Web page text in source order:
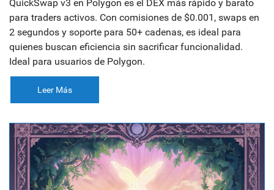
QuickSwap v3 en Polygon es el DEX más rápido y barato
para traders activos. Con comisiones de $0.001, swaps en
2 segundos y soporte para 50+ cadenas, es ideal para
quienes buscan eficiencia sin sacrificar funcionalidad.
Ideal para usuarios de Polygon.
Leer Más